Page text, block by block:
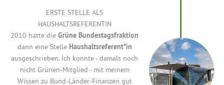
ERSTE STELLE ALS
HAUSHALTSREFERENTIN
2010 hatte die Grüne Bundestagsfraktion
dann eine Stelle Haushaltsreferent*in
ausgeschrieben. Ich konnte - damals noch
nicht Grünen-Mitglied - mit meinem
Wissen zu Bund-Länder-Finanzen gut